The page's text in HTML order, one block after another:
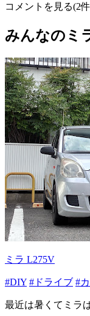
コメントを見る(2
みんなのミ
ミラ L275V
#DIY #ドライブ #
最近は暑くてミラ